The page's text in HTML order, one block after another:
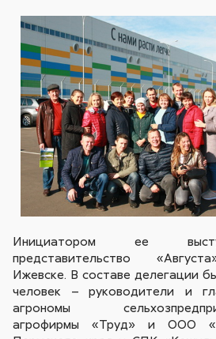
Инициатором ее
представительство
Ижевске. В составе делегации
человек – руководители и
агрономы
агрофирмы «Труд» и ООО